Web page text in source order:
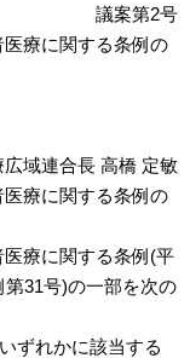
議案第2号
療に関する条例の
域連合長 高橋 定敏
療に関する条例の
療に関する条例(平
31号)の一部を次の
ずれかに該当する